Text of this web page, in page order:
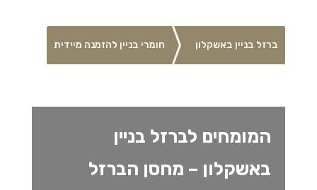
חומרי בניין להזמנה מיידית ברזל בניין באשקלון
המומחים לברזל בניין
באשקלון – מחסן הברזל